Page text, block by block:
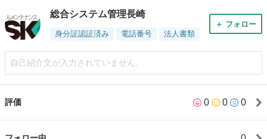
総合システム管理長崎
身分証認証済み 電話番号 法人書類
＋ フォロー
自己紹介文が入力されていません。
評価 0 0 0